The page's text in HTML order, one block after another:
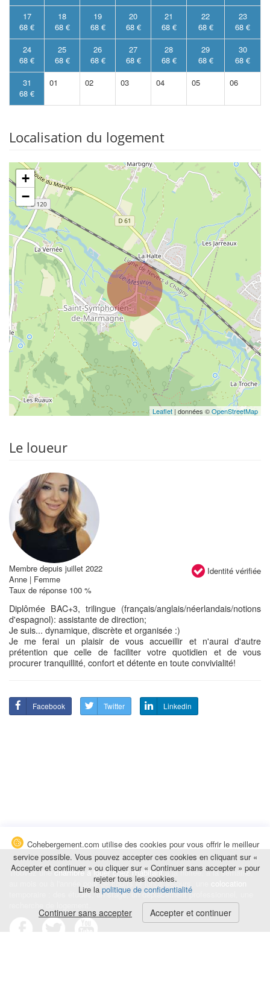
17
68 €
18
68 €
19
68 €
20
68 €
21
68 €
22
68 €
23
68 €
24
68 €
25
68 €
26
68 €
27
68 €
28
68 €
29
68 €
30
68 €
31
68 €
01 02 03 04 05 06
Localisation du logement
+
−
Leaflet | données ©OpenStreetMap
Le loueur
Identité vérifiée
Membre depuis juillet 2022
Anne | Femme
Taux de réponse 100 %
Diplômée BAC+3, trilingue (français/anglais/néerlandais/notions
d'espagnol): assistante de direction;
Je suis... dynamique, discrète et organisée :)
Je me ferai un plaisir de vous accueillir et n'aurai d'autre
prétention que celle de faciliter votre quotidien et de vous
procurer tranquillité, confort et détente en toute convivialité!
Facebook Twitter Linkedin
Trouvez unechambre à louer chez l'habitantà la nuitée, à la semaine,
au mois ou à l'année pour de courts et longs séjours, une
temporaire : des études, un stage, un déplacement professionnel, une
Cohebergement.com utilise des cookies pour vous offrir le meilleur
service possible. Vous pouvez accepter ces cookies en cliquant sur «
Accepter et continuer » ou cliquer sur « Continuer sans accepter » pour
rejeter tous les cookies.
Lire la politique de confidentialité
Continuer sans accepter Accepter et continuer